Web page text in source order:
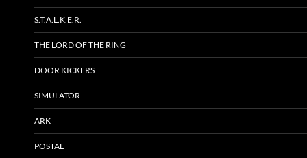
S.T.A.L.K.E.R.
THE LORD OF THE RING
DOOR KICKERS
SIMULATOR
ARK
POSTAL